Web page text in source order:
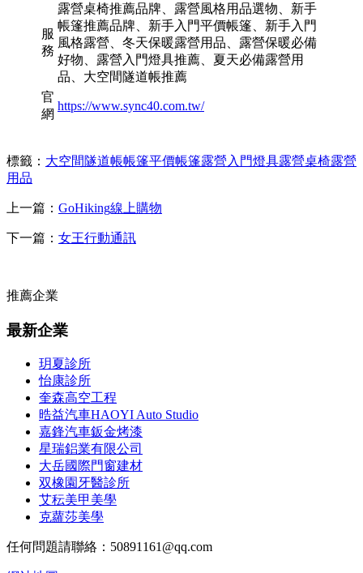
服
務
露營桌椅推薦品牌、露營風格用品選物、新手
帳篷推薦品牌、新手入門平價帳篷、新手入門
風格露營、冬天保暖露營用品、露營保暖必備
好物、露營入門燈具推薦、夏天必備露營用
品、大空間隧道帳推薦
官
網
https://www.sync40.com.tw/
標籤： 大空間隧道帳帳篷平價帳篷露營入門燈具露營桌椅露營
用品
上一篇： GoHiking線上購物
下一篇： 女王行動通訊
推薦企業
最新企業
玥夏診所
怡康診所
奎森高空工程
晧益汽車HAOYI Auto Studio
嘉鋒汽車鈑金烤漆
星瑞鋁業有限公司
大岳國際門窗建材
双橡園牙醫診所
艾秐美甲美學
克蘿莎美學
任何問題請聯絡：50891161@qq.com